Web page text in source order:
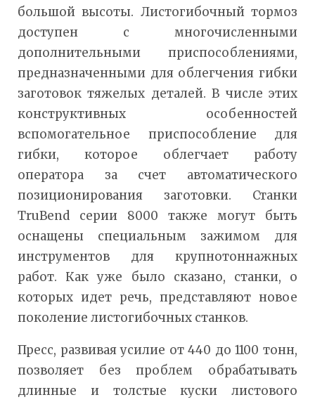
большой высоты. Листогибочный тормоз
доступен с многочисленными
дополнительными приспособлениями,
предназначенными для облегчения гибки
заготовок тяжелых деталей. В числе этих
конструктивных особенностей
вспомогательное приспособление для
гибки, которое облегчает работу
оператора за счет автоматического
позиционирования заготовки. Станки
TruBend серии 8000 также могут быть
оснащены специальным зажимом для
инструментов для крупнотоннажных
работ. Как уже было сказано, станки, о
которых идет речь, представляют новое
поколение листогибочных станков.
Пресс, развивая усилие от 440 до 1100 тонн,
позволяет без проблем обрабатывать
длинные и толстые куски листового